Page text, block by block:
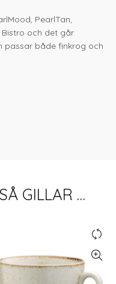
PearlTan,
Bistro och det går
passar både finkrog och
GILLAR …